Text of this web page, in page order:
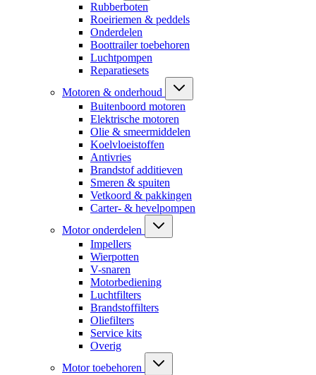
Rubberboten
Roeiriemen & peddels
Onderdelen
Boottrailer toebehoren
Luchtpompen
Reparatiesets
Motoren & onderhoud
Buitenboord motoren
Elektrische motoren
Olie & smeermiddelen
Koelvloeistoffen
Antivries
Brandstof additieven
Smeren & spuiten
Vetkoord & pakkingen
Carter- & hevelpompen
Motor onderdelen
Impellers
Wierpotten
V-snaren
Motorbediening
Luchtfilters
Brandstoffilters
Oliefilters
Service kits
Overig
Motor toebehoren